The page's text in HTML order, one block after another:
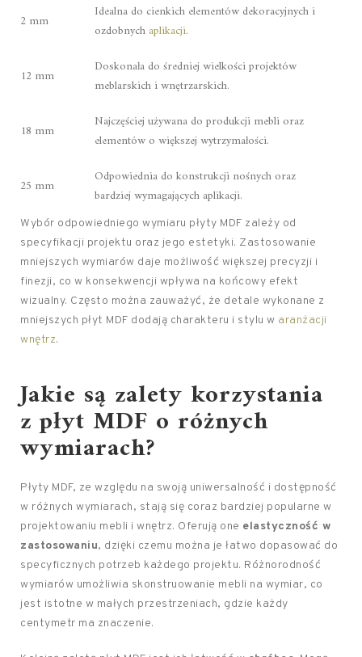
2 mm
Idealna do cienkich elementów dekoracyjnych i
ozdobnych aplikacji.
12 mm
Doskonała do średniej wielkości projektów
meblarskich i wnętrzarskich.
18 mm
Najczęściej używana do produkcji mebli oraz
elementów o większej wytrzymałości.
25 mm
Odpowiednia do konstrukcji nośnych oraz
bardziej wymagających aplikacji.
Wybór odpowiedniego wymiaru płyty MDF zależy od
specyfikacji projektu oraz jego estetyki. Zastosowanie
mniejszych wymiarów daje możliwość większej precyzji i
finezji, co w konsekwencji wpływa na końcowy efekt
wizualny. Często można zauważyć, że detale wykonane z
mniejszych płyt MDF dodają charakteru i stylu w aranżacji
wnętrz.
Jakie są zalety korzystania
z płyt MDF o różnych
wymiarach?
Płyty MDF, ze względu na swoją uniwersalność i dostępność
w różnych wymiarach, stają się coraz bardziej popularne w
projektowaniu mebli i wnętrz. Oferują one elastyczność w
zastosowaniu, dzięki czemu można je łatwo dopasować do
specyficznych potrzeb każdego projektu. Różnorodność
wymiarów umożliwia skonstruowanie mebli na wymiar, co
jest istotne w małych przestrzeniach, gdzie każdy
centymetr ma znaczenie.